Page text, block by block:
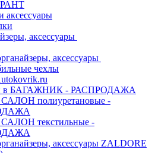
аксессуары
аксессуары
аксессуары
чехлы
в БАГАЖНИК - РАСПРОДАЖА
полиуретановые -
текстильные -
аксессуары ZALDORE